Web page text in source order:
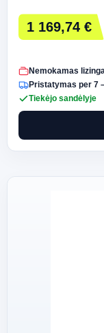
1 169,74 €
Nemokamas
Pristatymas per 7
Tiekėjo sandėlyje